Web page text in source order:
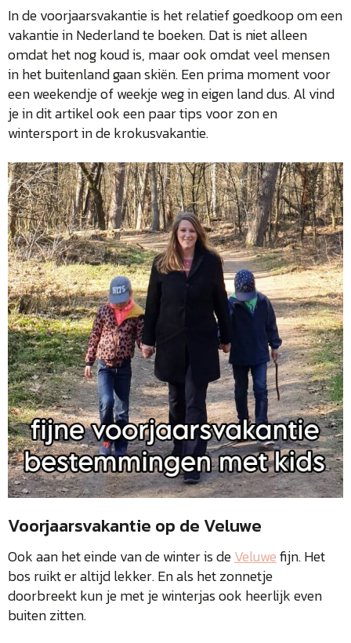
In de voorjaarsvakantie is het relatief goedkoop om een
vakantie in Nederland te boeken. Dat is niet alleen
omdat het nog koud is, maar ook omdat veel mensen
in het buitenland gaan skiën. Een prima moment voor
een weekendje of weekje weg in eigen land dus. Al vind
je in dit artikel ook een paar tips voor zon en
wintersport in de krokusvakantie.
Voorjaarsvakantie op de Veluwe
Ook aan het einde van de winter is deVeluwefijn. Het
bos ruikt er altijd lekker. En als het zonnetje
doorbreekt kun je met je winterjas ook heerlijk even
buiten zitten.